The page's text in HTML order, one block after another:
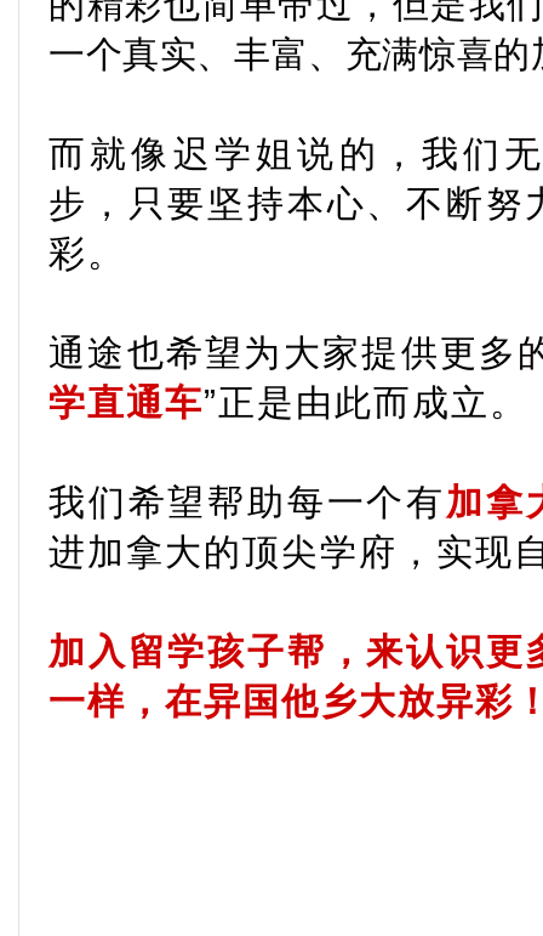
一个真实、丰富、充满惊喜
而就像迟学姐说的，我们
步，只要坚持本心、不断
彩。
通途也希望为大家提供更多
学直通车”正是由此而成立。
我们希望帮助每一个有加拿
进加拿大的顶尖学府，实现
加入留学孩子帮，来认识
一样，在异国他乡大放异彩